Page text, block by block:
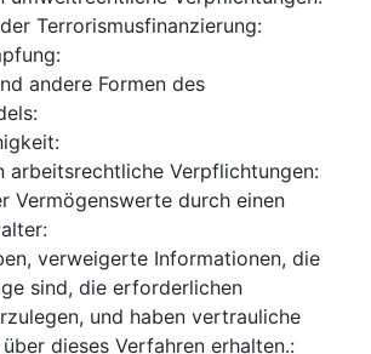
Terrorismusfinanzierung:
:
andere Formen des
:
:
arbeitsrechtliche Verpflichtungen:
Vermögenswerte durch einen
:
verweigerte Informationen, die
sind, die erforderlichen
und haben vertrauliche
dieses Verfahren erhalten.: